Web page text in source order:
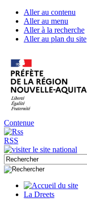
Aller au contenu
Aller au menu
Aller à la recherche
Aller au plan du site
Contenue
RSS
La Dreets